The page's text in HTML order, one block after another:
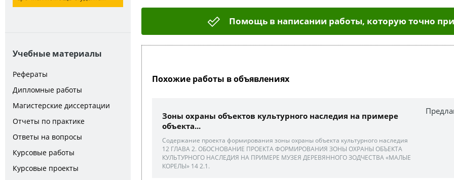
Учебные материалы
Рефераты
Дипломные работы
Магистерские диссертации
Отчеты по практике
Ответы на вопросы
Курсовые работы
Курсовые проекты
Помощь в написании работы, которую точно
Похожие работы в объявлениях
Зоны охраны объектов культурного наследия на примере
объекта...
Содержание проекта формирования зоны охраны объекта культурного наследия
12 ГЛАВА 2. ОБОСНОВАНИЕ ПРОЕКТА ФОРМИРОВАНИЯ ЗОНЫ ОХРАНЫ ОБЪЕКТА
КУЛЬТУРНОГО НАСЛЕДИЯ НА ПРИМЕРЕ МУЗЕЯ ДЕРЕВЯННОГО ЗОДЧЕСТВА «МАЛЫЕ
КОРЕЛЫ» 14 2.1.